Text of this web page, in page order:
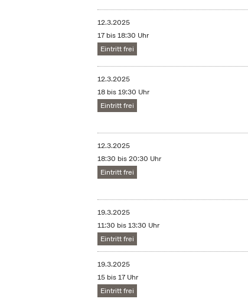
12.3.2025
17 bis 18:30 Uhr
Eintritt frei
12.3.2025
18 bis 19:30 Uhr
Eintritt frei
12.3.2025
18:30 bis 20:30 Uhr
Eintritt frei
19.3.2025
11:30 bis 13:30 Uhr
Eintritt frei
19.3.2025
15 bis 17 Uhr
Eintritt frei